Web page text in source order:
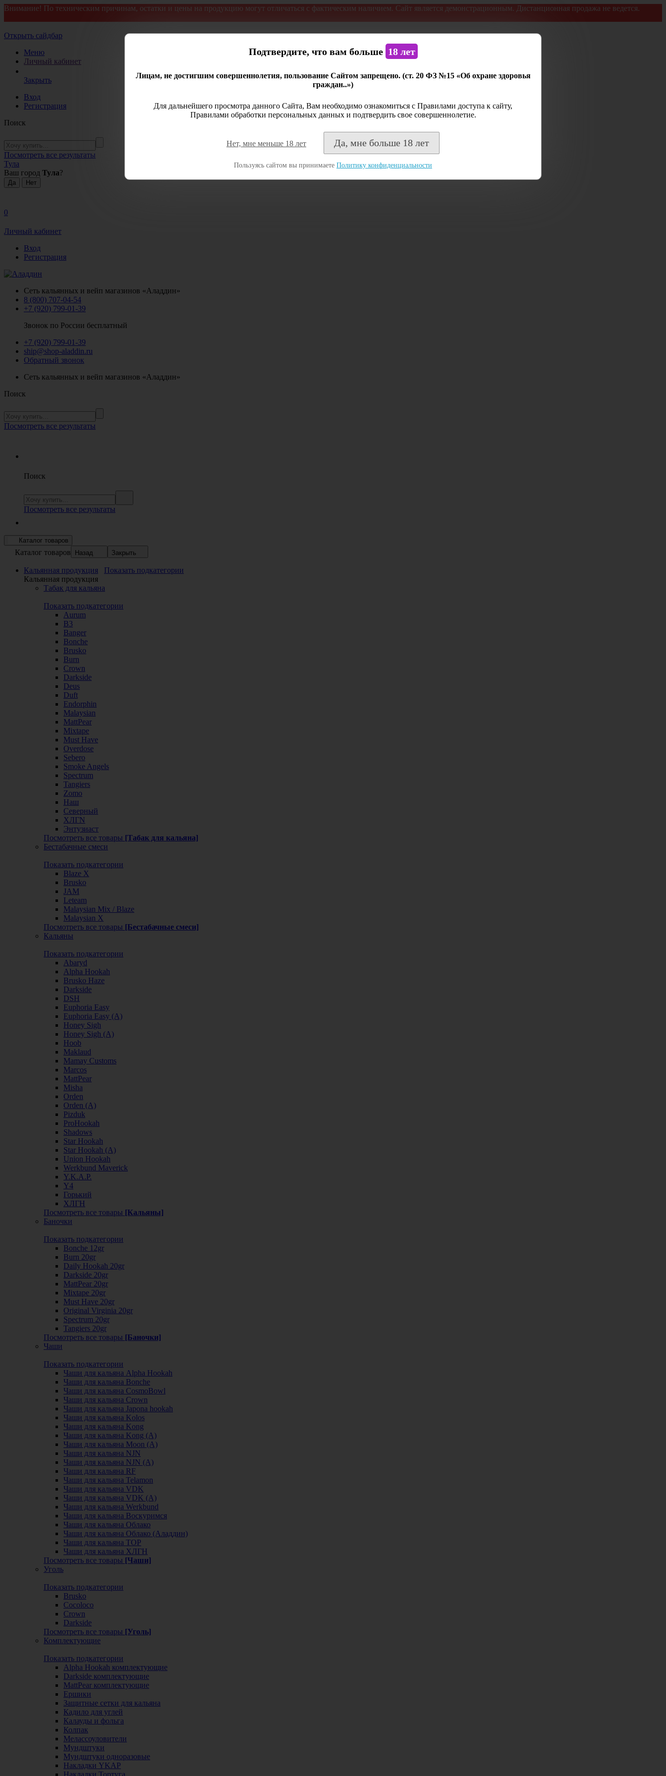
Внимание! По техническим причинам, остатки и цены на продукцию могут отличаться с фактическим наличием. Сайт является демонстрационным. Дистанционная продажа не ведется.
Открыть сайдбар
Меню
Личный кабинет
Закрыть
Вход
Регистрация
Поиск
Посмотреть все результаты
Тула
Ваш город Тула?
0
Личный кабинет
Вход
Регистрация
Сеть кальянных и вейп магазинов «Аладдин»
8 (800) 707-04-54
+7 (920) 799-01-39
Звонок по России бесплатный
+7 (920) 799-01-39
ship@shop-aladdin.ru
Обратный звонок
Сеть кальянных и вейп магазинов «Аладдин»
Поиск
Посмотреть все результаты
Поиск
Посмотреть все результаты
Каталог товаров
Каталог товаров Назад Закрыть
Кальянная продукция
Показать подкатегории
Кальянная продукция
Табак для кальяна
Показать подкатегории
Aurum
B3
Banger
Bonche
Brusko
Burn
Crown
Darkside
Deus
Duft
Endorphin
Malaysian
MattPear
Mixtape
Must Have
Overdose
Sebero
Smoke Angels
Spectrum
Tangiers
Zomo
Наш
Северный
ХЛГN
Энтузиаст
Посмотреть все товары [Табак для кальяна]
Бестабачные смеси
Показать подкатегории
Blaze X
Brusko
JAM
Leteam
Malaysian Mix / Blaze
Malaysian X
Посмотреть все товары [Бестабачные смеси]
Кальяны
Показать подкатегории
Abaryd
Alpha Hookah
Brusko Haze
Darkside
DSH
Euphoria Easy
Euphoria Easy (А)
Honey Sigh
Honey Sigh (А)
Hoob
Maklaud
Mamay Customs
Marcos
MattPear
Misha
Orden
Orden (А)
Pizduk
ProHookah
Shadows
Star Hookah
Star Hookah (А)
Union Hookah
Werkbund Maverick
Y.K.A.P.
Y4
Горький
ХЛГН
Посмотреть все товары [Кальяны]
Баночки
Показать подкатегории
Bonche 12gr
Burn 20gr
Daily Hookah 20gr
Darkside 20gr
MattPear 20gr
Mixtape 20gr
Must Have 20gr
Original Virginia 20gr
Spectrum 20gr
Tangiers 20gr
Посмотреть все товары [Баночки]
Чаши
Показать подкатегории
Чаши для кальяна Alpha Hookah
Чаши для кальяна Bonche
Чаши для кальяна CosmoBowl
Чаши для кальяна Crown
Чаши для кальяна Japona hookah
Чаши для кальяна Kolos
Чаши для кальяна Kong
Чаши для кальяна Kong (A)
Чаши для кальяна Moon (А)
Чаши для кальяна NJN
Чаши для кальяна NJN (А)
Чаши для кальяна RF
Чаши для кальяна Telamon
Чаши для кальяна VDK
Чаши для кальяна VDK (А)
Чаши для кальяна Werkbund
Чаши для кальяна Воскуримся
Чаши для кальяна Облако
Чаши для кальяна Облако (Аладдин)
Чаши для кальяна ТОР
Чаши для кальяна ХЛГН
Посмотреть все товары [Чаши]
Уголь
Показать подкатегории
Brusko
Cocoloco
Crown
Darkside
Посмотреть все товары [Уголь]
Комплектующие
Показать подкатегории
Alpha Hookah комплектующие
Darkside комплектующие
MattPear комплектующие
Ершики
Защитные сетки для кальяна
Кадило для углей
Калауды и фольга
Колпак
Мелассоуловители
Мундштуки
Мундштуки одноразовые
Накладки YKAP
Накладки Тортуга
Подтвердите, что вам больше 18 лет
Лицам, не достигшим совершеннолетия, пользование Сайтом запрещено. (ст. 20 ФЗ №15 «Об охране здоровья
граждан..»)
Для дальнейшего просмотра данного Сайта, Вам необходимо ознакомиться с Правилами доступа к сайту,
Правилами обработки персональных данных и подтвердить свое совершеннолетие.
Нет, мне меньше 18 лет Да, мне больше 18 лет
Пользуясь сайтом вы принимаете Политику конфиденциальности